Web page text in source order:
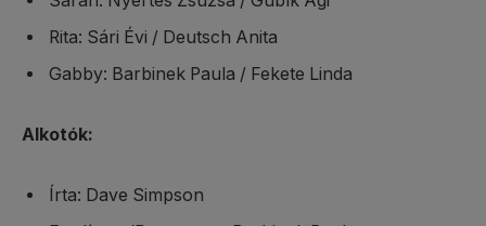
Rita: Sári Évi / Deutsch Anita
Gabby: Barbinek Paula / Fekete Linda
Alkotók:
Írta: Dave Simpson